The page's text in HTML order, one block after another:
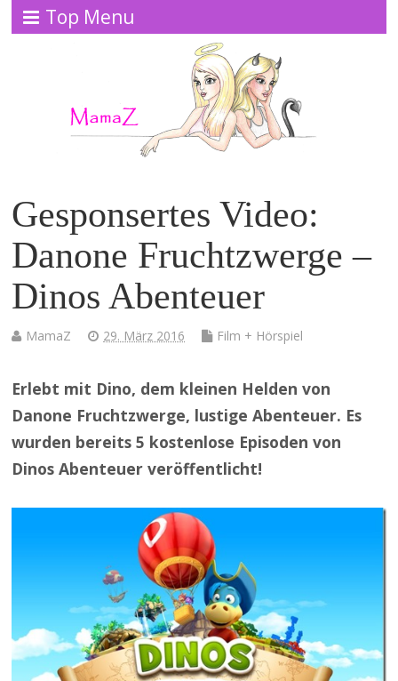
Top Menu
Gesponsertes Video:
Danone Fruchtzwerge –
Dinos Abenteuer
MamaZ 29. März 2016 Film + Hörspiel
Erlebt mit Dino, dem kleinen Helden von
Danone Fruchtzwerge, lustige Abenteuer. Es
wurden bereits 5 kostenlose Episoden von
Dinos Abenteuer veröffentlicht!